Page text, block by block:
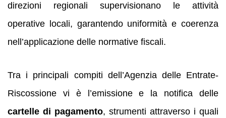
direzioni regionali supervisionano le attività
operative locali, garantendo uniformità e coerenza
nell’applicazione delle normative fiscali.
Tra i principali compiti dell’Agenzia delle Entrate-
Riscossione vi è l’emissione e la notifica delle
cartelle di pagamento, strumenti attraverso i quali